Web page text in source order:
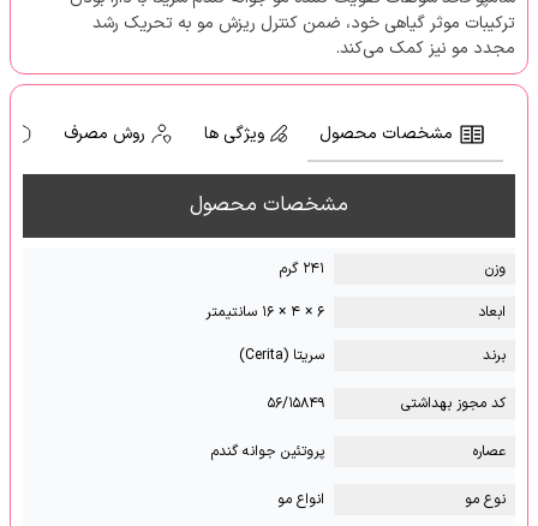
ترکیبات موثر گیاهی خود، ضمن کنترل ریزش مو به تحریک رشد
مجدد مو نیز کمک می‌کند.
مشخصات محصول ویژگی ها روش مصرف
مشخصات محصول
وزن
۲۴۱ گرم
ابعاد
۶ × ۴ × ۱۶ سانتیمتر
برند
سریتا (Cerita)
کد مجوز بهداشتی ۵۶/۱۵۸۴۹
عصاره پروتئین جوانه گندم
نوع مو انواع مو